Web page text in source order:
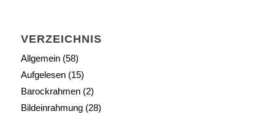
VERZEICHNIS
Allgemein(58)
Aufgelesen(15)
Barockrahmen(2)
Bildeinrahmung(28)